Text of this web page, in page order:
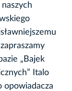
„Bajek
Italo
opowiadacza